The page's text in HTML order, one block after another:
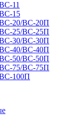
11
15
20/ВС-20П
25/ВС-25П
30/ВС-30П
40/ВС-40П
50/ВС-50П
75/ВС-75П
100П